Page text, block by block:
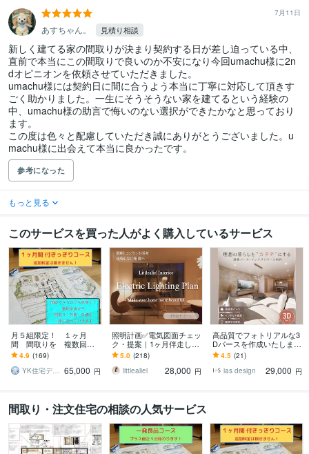
7月11日
あすちゃん。 見積り相談
新しく建てる家の間取りが決まり契約する日が差し迫っている中、
直前で本当にこの間取りで良いのか不安になり今回umachu様に2n
dオピニオンを依頼させていただきました。
umachu様には契約日に間に合うよう本当に丁寧に対応して頂きす
ごく助かりました。一生にそうそうない家を建てるという経験の
中、umachu様の助言で悔いのない選択ができたかなと思っており
ます。
この度は色々と配慮していただき誠にありがとうございました。u
machu様に出会えて本当に良かったです。
参考になった
もっと見る
このサービスを買った人がよく購入しているサービス
月５組限定！ １ヶ月
間 間取りを 複数回提
案します 一級建築士が 1
ヶ月間 付きっきりでお
手伝いいたします！
4.9 (169)
YK住宅デザイン／間取セカンドオピニオン 65,000 円
照明計画✅電気図面チェッ
ク・提案｜1ヶ月伴走しま
す IC歴20年｜新築・リフ
ォームの電気図面相談
5.0 (218)
littlealiel
28,000 円
高品質でフォトリアルな3
Dパースを作成いたします
住宅・リノベ・店舗等プ
レゼン受注率・客単価UP
にご活用下さい
4.5 (21)
ias design
29,000 円
間取り・注文住宅の相談の人気サービス